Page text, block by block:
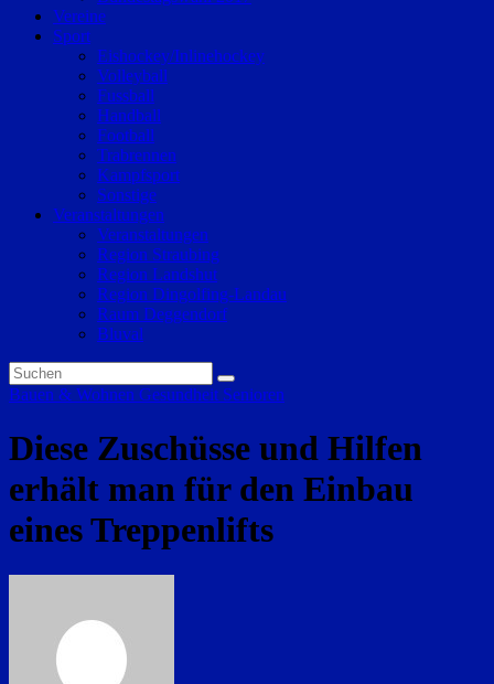
Vereine
Sport
Eishockey/Inlinehockey
Volleyball
Fussball
Handball
Football
Trabrennen
Kampfsport
Sonstige
Veranstaltungen
Veranstaltungen
Region Straubing
Region Landshut
Region Dingolfing-Landau
Raum Deggendorf
Bluval
Bauen & Wohnen Gesundheit Senioren
Diese Zuschüsse und Hilfen
erhält man für den Einbau
eines Treppenlifts